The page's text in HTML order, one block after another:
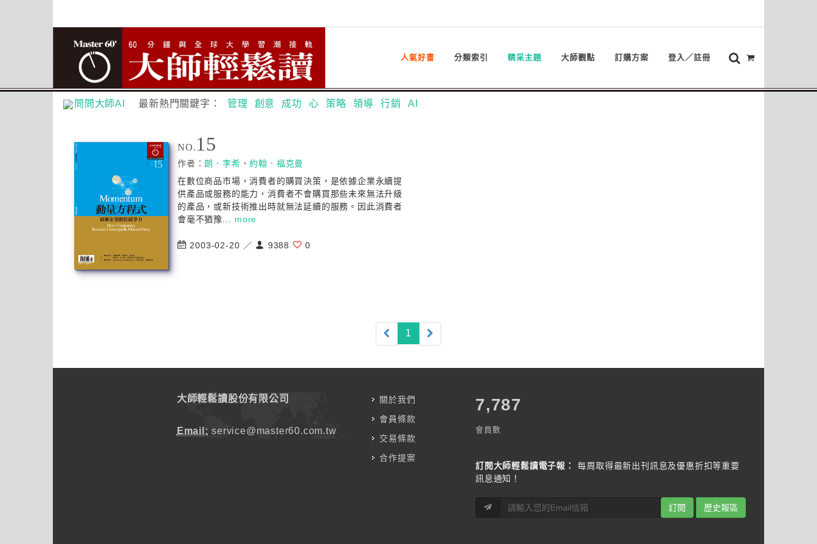
人氣好書 分類索引 精采主題 大師觀點 訂購方案 登入／註冊
問問大師AI 最新熱門關鍵字： 管理 創意 成功 心 策略 領導 行銷 AI
NO. 15
作者： 朗．李希 、約翰．福克曼
在數位商品市場，消費者的購買決策，是依據企業永續提
供產品或服務的能力，消費者不會購買那些未來無法升級
的產品，或新技術推出時就無法延續的服務。因此消費者
會毫不猶豫... more
2003-02-20 ／ 9388 0
1 (current)
大師輕鬆讀股份有限公司
Email: service@master60.com.tw
關於我們
會員條款
交易條款
合作提案
7,787
會員數
訂閱大師輕鬆讀電子報：
每周取得最新出刊訊息及優惠折扣等重要
訊息通知！
訂閱 歷史報區